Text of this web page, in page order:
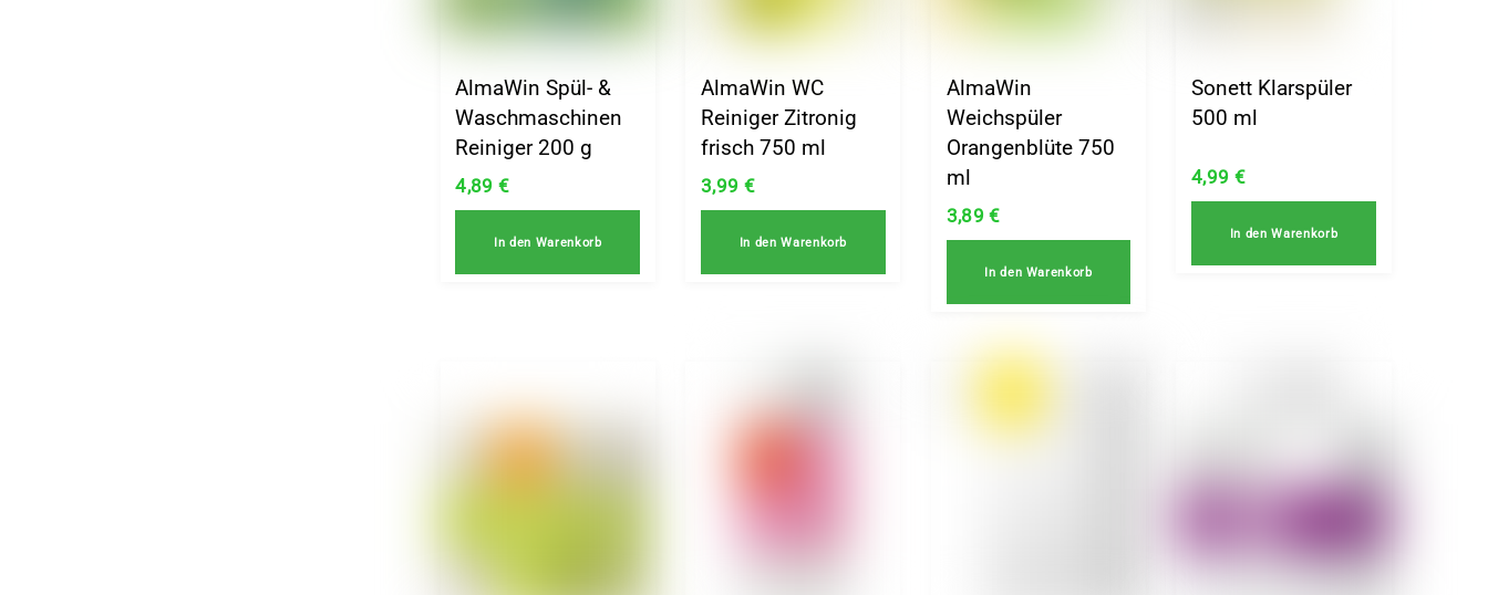
AlmaWin Spül- &
Waschmaschinen
Reiniger 200 g
4,89€
In den Warenkorb
AlmaWin WC
Reiniger Zitronig
frisch 750 ml
3,99 €
In den Warenkorb
AlmaWin
Weichspüler
Orangenblüte 750
ml
3,89€
In den Warenkorb
Sonett Klarspüler
500 ml
4,99 €
In den Warenkorb